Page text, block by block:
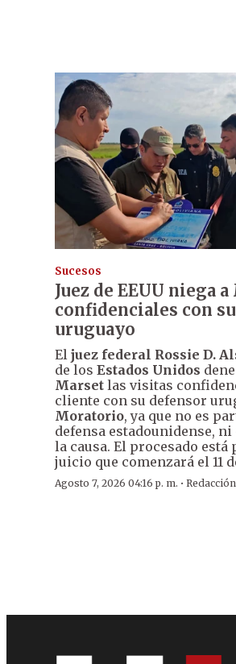
Sucesos
Juez de EEUU niega
confidenciales con
uruguayo
El juez federal Rossie D.
de los Estados Unidos
Marset las visitas
cliente con su defensor
Moratorio, ya que no es
defensa estadounidense,
la causa. El procesado está
juicio que comenzará el 11
Agosto 7, 2026 04:16 p. m. ·